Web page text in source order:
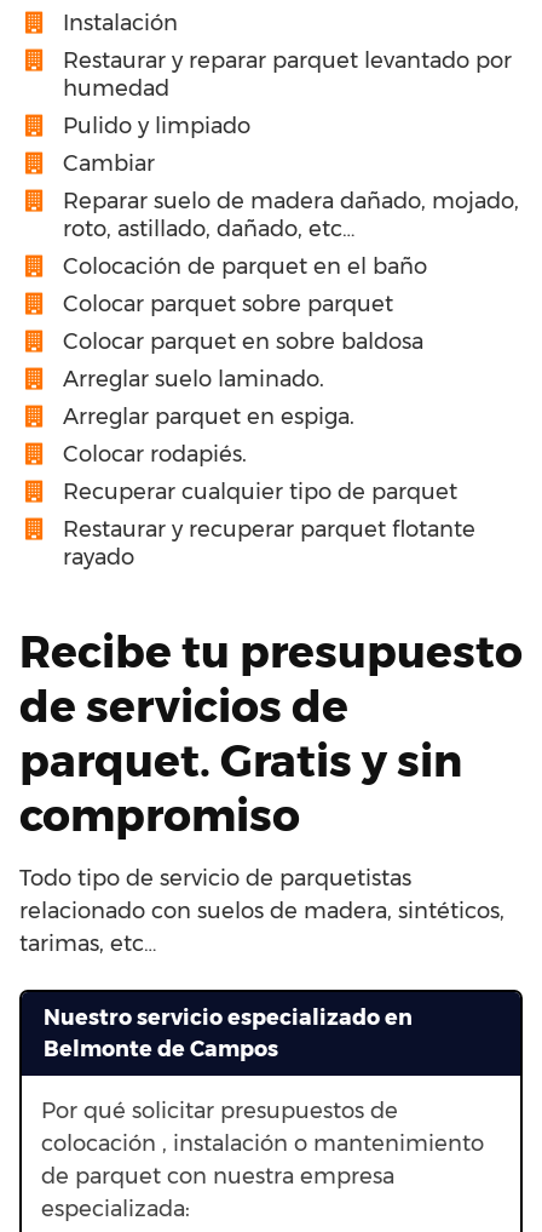
Instalación
Restaurar y reparar parquet levantado por
humedad
Pulido y limpiado
Cambiar
Reparar suelo de madera dañado, mojado,
roto, astillado, dañado, etc…
Colocación de parquet en el baño
Colocar parquet sobre parquet
Colocar parquet en sobre baldosa
Arreglar suelo laminado.
Arreglar parquet en espiga.
Colocar rodapiés.
Recuperar cualquier tipo de parquet
Restaurar y recuperar parquet flotante
rayado
Recibe tu presupuesto
de servicios de
parquet. Gratis y sin
compromiso
Todo tipo de servicio de parquetistas
relacionado con suelos de madera, sintéticos,
tarimas, etc…
Nuestro servicio especializado en
Belmonte de Campos
Por qué solicitar presupuestos de
colocación , instalación o mantenimiento
de parquet con nuestra empresa
especializada: